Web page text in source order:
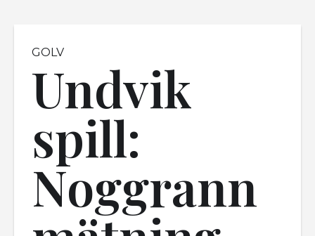
Undvik
spill:
Noggrann
GOLV